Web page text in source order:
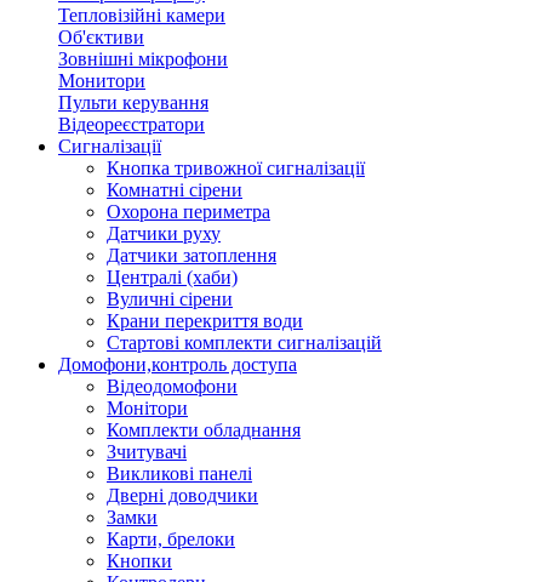
Тепловізійні камери
Об'єктиви
Зовнішні мікрофони
Монитори
Пульти керування
Відеореєстратори
Сигналізації
Кнопка тривожної сигналізації
Комнатні сірени
Охорона периметра
Датчики руху
Датчики затоплення
Централі (хаби)
Вуличні сірени
Крани перекриття води
Стартові комплекти сигналізацій
Домофони,контроль доступа
Відеодомофони
Монітори
Комплекти обладнання
Зчитувачі
Викликові панелі
Дверні доводчики
Замки
Карти, брелоки
Кнопки